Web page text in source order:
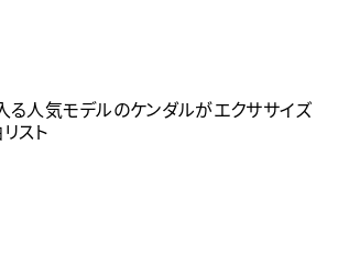
人気モデルのケンダルがエクササイズ
スト